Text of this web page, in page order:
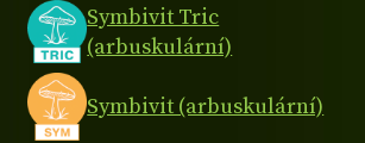
Symbivit Tric
(arbuskulární)
Symbivit (arbuskulární)